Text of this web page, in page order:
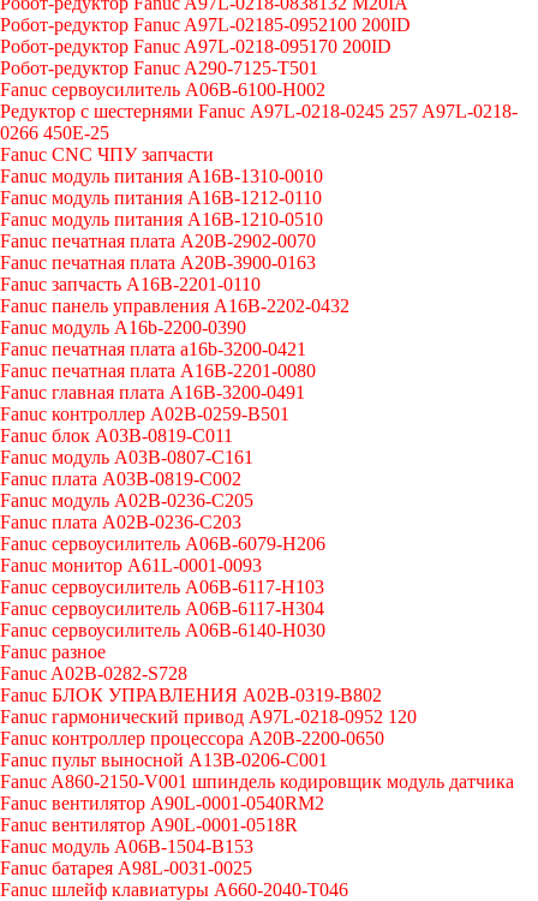
Робот-редуктор Fanuc A97L-02185-0952100 200ID
Робот-редуктор Fanuc A97L-0218-095170 200ID
Робот-редуктор Fanuc A290-7125-T501
Fanuc сервоусилитель A06B-6100-H002
Редуктор с шестернями Fanuc А97L-0218-0245 257 A97L-0218-
0266 450E-25
Fanuc CNC ЧПУ запчасти
Fanuc модуль питания A16B-1310-0010
Fanuc модуль питания A16B-1212-0110
Fanuc модуль питания A16B-1210-0510
Fanuc печатная плата A20B-2902-0070
Fanuc печатная плата A20B-3900-0163
Fanuc запчасть A16B-2201-0110
Fanuc панель управления A16B-2202-0432
Fanuc модуль A16b-2200-0390
Fanuc печатная плата a16b-3200-0421
Fanuc печатная плата A16B-2201-0080
Fanuc главная плата A16B-3200-0491
Fanuc контроллер A02B-0259-B501
Fanuc блок A03B-0819-C011
Fanuc модуль A03B-0807-C161
Fanuc плата A03B-0819-C002
Fanuc модуль A02B-0236-C205
Fanuc плата A02B-0236-C203
Fanuc сервоусилитель A06B-6079-H206
Fanuc монитор A61L-0001-0093
Fanuc сервоусилитель A06B-6117-H103
Fanuc сервоусилитель A06B-6117-H304
Fanuc сервоусилитель A06B-6140-H030
Fanuc разное
Fanuc A02B-0282-S728
Fanuc БЛОК УПРАВЛЕНИЯ A02B-0319-B802
Fanuc гармонический привод A97L-0218-0952 120
Fanuc контроллер процессора A20B-2200-0650
Fanuc пульт выносной A13B-0206-C001
Fanuc A860-2150-V001 шпиндель кодировщик модуль датчика
Fanuc вентилятор A90L-0001-0540RM2
Fanuc вентилятор A90L-0001-0518R
Fanuc модуль A06B-1504-B153
Fanuc батарея A98L-0031-0025
Fanuc шлейф клавиатуры A660-2040-T046